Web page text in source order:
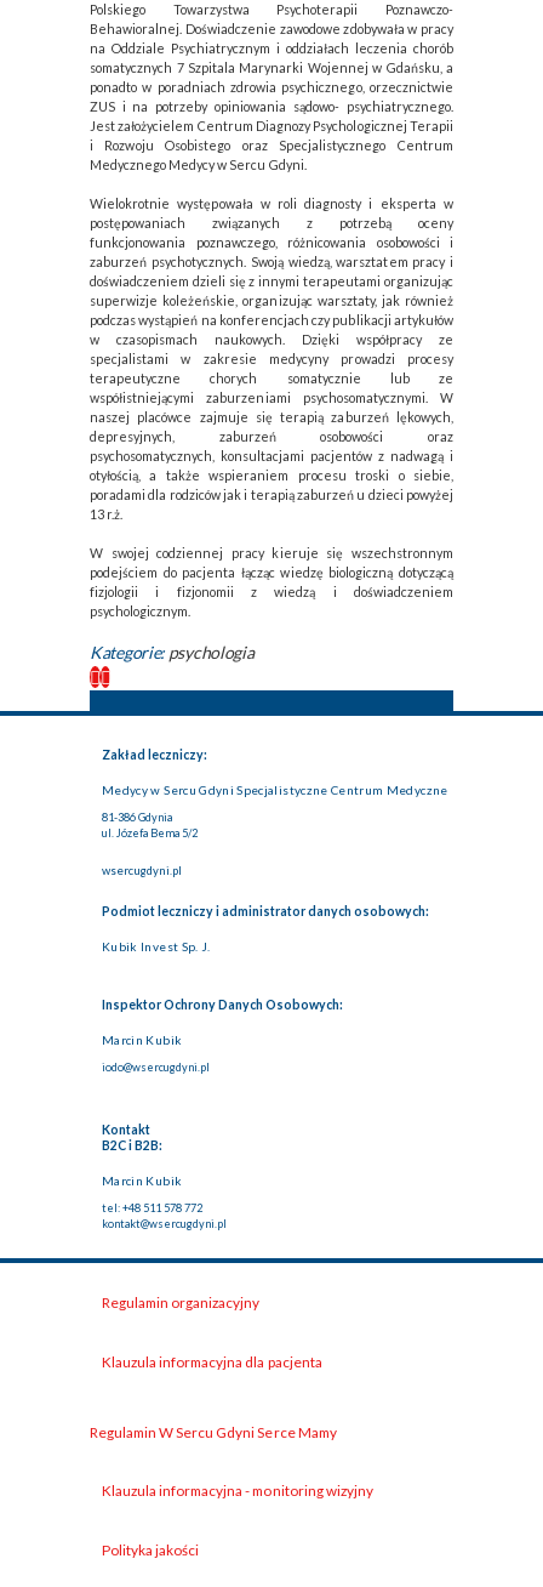
Polskiego Towarzystwa Psychoterapii Poznawczo-
Behawioralnej. Doświadczenie zawodowe zdobywała w pracy
na Oddziale Psychiatrycznym i oddziałach leczenia chorób
somatycznych 7 Szpitala Marynarki Wojennej w Gdańsku, a
ponadto w poradniach zdrowia psychicznego, orzecznictwie
ZUS i na potrzeby opiniowania sądowo- psychiatrycznego.
Jest założycielem Centrum Diagnozy Psychologicznej Terapii
i Rozwoju Osobistego oraz Specjalistycznego Centrum
Medycznego Medycy w Sercu Gdyni.
Wielokrotnie występowała w roli diagnosty i eksperta w
postępowaniach związanych z potrzebą oceny
funkcjonowania poznawczego, różnicowania osobowości i
zaburzeń psychotycznych. Swoją wiedzą, warsztatem pracy i
doświadczeniem dzieli się z innymi terapeutami organizując
superwizje koleżeńskie, organizując warsztaty, jak również
podczas wystąpień na konferencjach czy publikacji artykułów
w czasopismach naukowych. Dzięki współpracy ze
specjalistami w zakresie medycyny prowadzi procesy
terapeutyczne chorych somatycznie lub ze
współistniejącymi zaburzeniami psychosomatycznymi. W
naszej placówce zajmuje się terapią zaburzeń lękowych,
depresyjnych, zaburzeń osobowości oraz
psychosomatycznych, konsultacjami pacjentów z nadwagą i
otyłością, a także wspieraniem procesu troski o siebie,
poradami dla rodziców jak i terapią zaburzeń u dzieci powyżej
13 r.ż.
W swojej codziennej pracy kieruje się wszechstronnym
podejściem do pacjenta łącząc wiedzę biologiczną dotyczącą
fizjologii i fizjonomii z wiedzą i doświadczeniem
psychologicznym.
Kategorie: psychologia
Zakład leczniczy:
Medycy w Sercu Gdyni Specjalistyczne Centrum Medyczne
81-386 Gdynia
ul. Józefa Bema 5/2
wsercugdyni.pl
Podmiot leczniczy i administrator danych osobowych:
Kubik Invest Sp. J.
Inspektor Ochrony Danych Osobowych:
Marcin Kubik
iodo@wsercugdyni.pl
Kontakt
B2C i B2B:
Marcin Kubik
tel: +48 511 578 772
kontakt@wsercugdyni.pl
Regulamin organizacyjny
Klauzula informacyjna dla pacjenta
Regulamin W Sercu Gdyni Serce Mamy
Klauzula informacyjna - monitoring wizyjny
Polityka jakości